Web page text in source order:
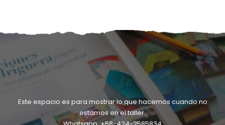
Este espacio es para mostrar lo que hacemos cuando no
estamos en el taller.